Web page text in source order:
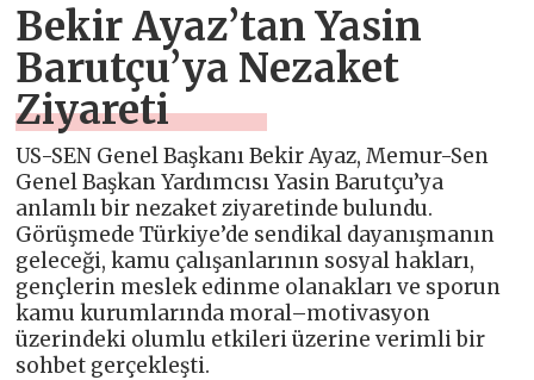
Bekir Ayaz’tan Yasin
Barutçu’ya Nezaket
Ziyareti
US-SEN Genel Başkanı Bekir Ayaz, Memur-Sen
Genel Başkan Yardımcısı Yasin Barutçu’ya
anlamlı bir nezaket ziyaretinde bulundu.
Görüşmede Türkiye’de sendikal dayanışmanın
geleceği, kamu çalışanlarının sosyal hakları,
gençlerin meslek edinme olanakları ve sporun
kamu kurumlarında moral–motivasyon
üzerindeki olumlu etkileri üzerine verimli bir
sohbet gerçekleşti.